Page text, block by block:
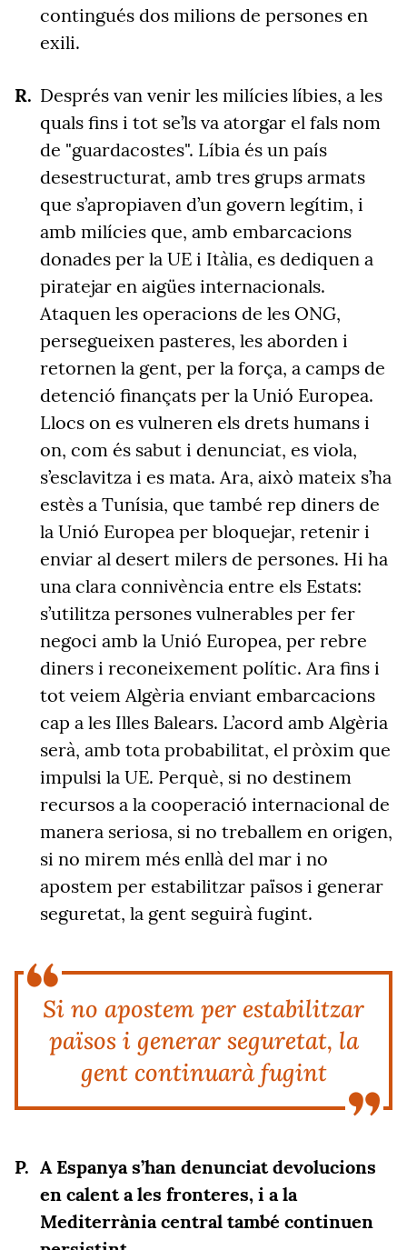
contingués dos milions de persones en
exili.
Després van venir les milícies líbies, a les
quals fins i tot se’ls va atorgar el fals nom
de "guardacostes". Líbia és un país
desestructurat, amb tres grups armats
que s’apropiaven d’un govern legítim, i
amb milícies que, amb embarcacions
donades per la UE i Itàlia, es dediquen a
piratejar en aigües internacionals.
Ataquen les operacions de les ONG,
persegueixen pasteres, les aborden i
retornen la gent, per la força, a camps de
detenció finançats per la Unió Europea.
Llocs on es vulneren els drets humans i
on, com és sabut i denunciat, es viola,
s’esclavitza i es mata. Ara, això mateix s’ha
estès a Tunísia, que també rep diners de
la Unió Europea per bloquejar, retenir i
enviar al desert milers de persones. Hi ha
una clara connivència entre els Estats:
s’utilitza persones vulnerables per fer
negoci amb la Unió Europea, per rebre
diners i reconeixement polític. Ara fins i
tot veiem Algèria enviant embarcacions
cap a les Illes Balears. L’acord amb Algèria
serà, amb tota probabilitat, el pròxim que
impulsi la UE. Perquè, si no destinem
recursos a la cooperació internacional de
manera seriosa, si no treballem en origen,
si no mirem més enllà del mar i no
apostem per estabilitzar països i generar
seguretat, la gent seguirà fugint.
Si no apostem per estabilitzar
països i generar seguretat, la
gent continuarà fugint
A Espanya s’han denunciat devolucions
en calent a les fronteres, i a la
Mediterrània central també continuen